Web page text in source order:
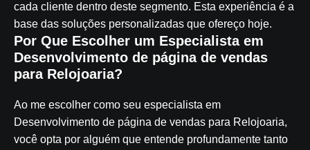
cada cliente dentro deste segmento. Esta experiência é a
base das soluções personalizadas que ofereço hoje.
Por Que Escolher um Especialista em
Desenvolvimento de página de vendas
para Relojoaria?
Ao me escolher como seu especialista em
Desenvolvimento de página de vendas para Relojoaria,
você opta por alguém que entende profundamente tanto